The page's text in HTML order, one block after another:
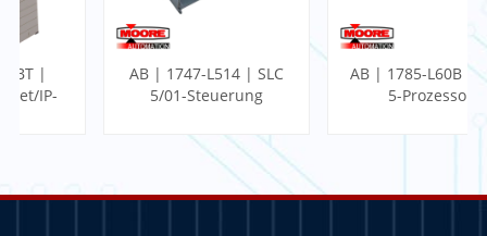
AB | 1747-L514 | SLC
5/01-Steuerung
AB | 1785-L60B | PLC-
5-Prozessor